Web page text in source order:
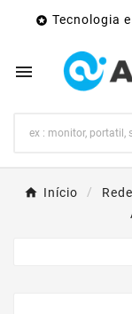
 Tecnologia

Início